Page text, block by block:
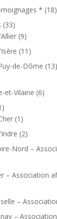
* (18)
(33)
(9)
(11)
de-Dôme (13)
et-Vilaine (6)
(1)
(2)
Nord –
– Association
–
–